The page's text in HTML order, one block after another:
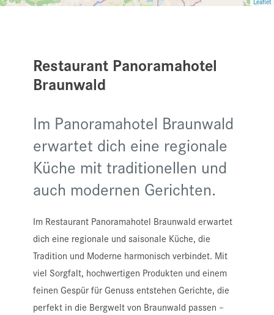
Restaurant Panoramahotel
Braunwald
Im Panoramahotel Braunwald
erwartet dich eine regionale
Küche mit traditionellen und
auch modernen Gerichten.
Im Restaurant Panoramahotel Braunwald erwartet
dich eine regionale und saisonale Küche, die
Tradition und Moderne harmonisch verbindet. Mit
viel Sorgfalt, hochwertigen Produkten und einem
feinen Gespür für Genuss entstehen Gerichte, die
perfekt in die Bergwelt von Braunwald passen –